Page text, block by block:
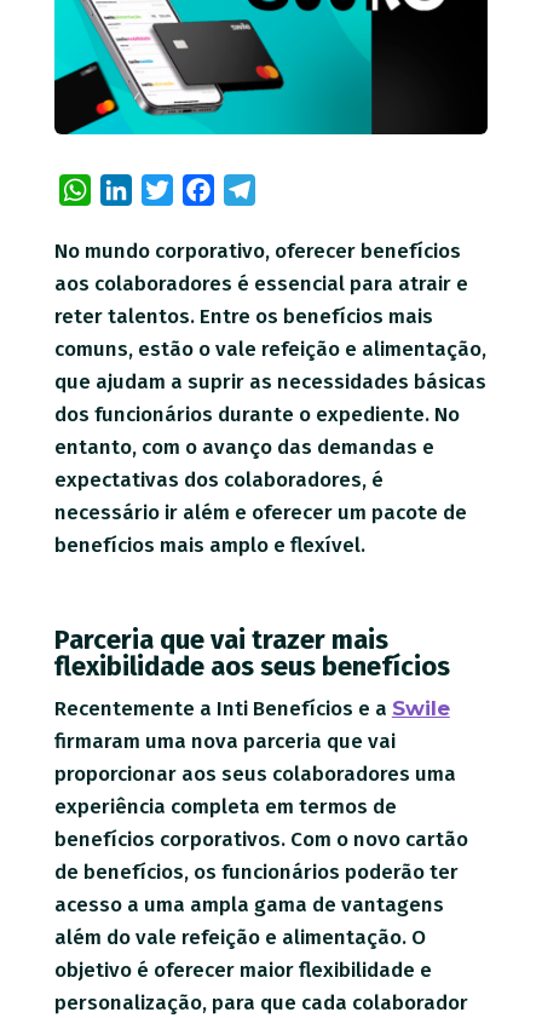
WhatsApp
LinkedInTwitterFacebook
No mundo corporativo, oferecer benefícios
aos colaboradores é essencial para atrair e
reter talentos. Entre os benefícios mais
comuns, estão o vale refeição e alimentação,
que ajudam a suprir as necessidades básicas
dos funcionários durante o expediente. No
entanto, com o avanço das demandas e
expectativas dos colaboradores, é
necessário ir além e oferecer um pacote de
benefícios mais amplo e flexível.
Parceria que vai trazer mais
flexibilidade aos seus benefícios
Recentemente a Inti Benefícios e a Swile
firmaram uma nova parceria que vai
proporcionar aos seus colaboradores uma
experiência completa em termos de
benefícios corporativos. Com o novo cartão
de benefícios, os funcionários poderão ter
acesso a uma ampla gama de vantagens
além do vale refeição e alimentação. O
objetivo é oferecer maior flexibilidade e
personalização, para que cada colaborador